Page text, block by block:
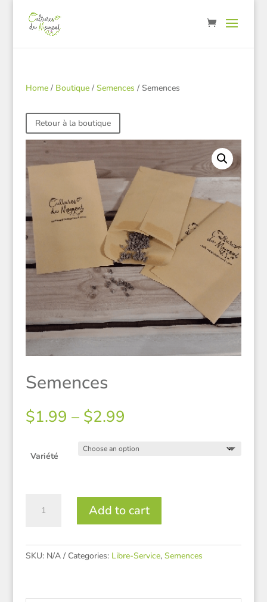
Home/ Boutique/ Semences / Semences
Retour à la boutique
Semences
$1.99 – $2.99
$1.99
through
Variété
quantity
Add to cart
SKU: N/A Categories: Libre-Service, Semences